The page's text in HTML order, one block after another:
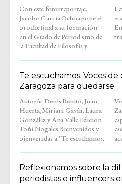
Con este fotorreportaje,
Jacobo García Ochoa pone el
broche final a su formación
en el Grado de Periodismo de
la Facultad de Filosofía y
Letras y cierra también su
etapa como colaborador de
Entremedios. Su trabajo nos
Te escuchamos. Voces
Zaragoza para quedarse
Autoría: Denis Benito, Juan
Huerta, Miriam Gavín, Laura
González y Ana Valle Edición:
Toñi Nogales Bienvenidos y
bienvenidas a “Te escuchamos.
Voces de quienes llegaron a
Zaragoza para quedarse”. Un
espacio tranquilo, hecho para
escuchar sin prisas y
Reflexionamos sobre la
periodistas e influencers